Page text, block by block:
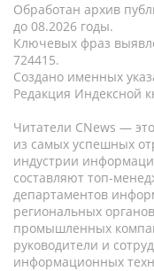
Обработан архив
до 08.2026 годы.
Ключевых фраз
724415.
Создано именных
Редакция Индексной
Читатели CNews —
из самых успешных
индустрии
составляют топ-
департаментов
региональных
промышленных
руководители и
информационных